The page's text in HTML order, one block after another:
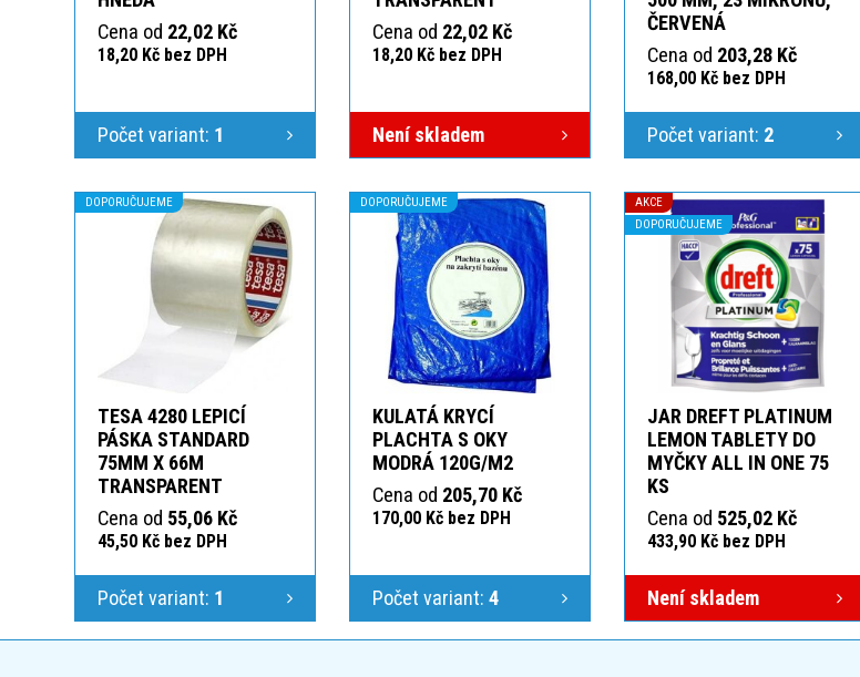
Cena od 22,02 Kč
18,20 Kč bez DPH
Počet variant: 1
Cena od 22,02 Kč
18,20 Kč bez DPH
Není skladem
ČERVENÁ
Cena od 203,28 Kč
168,00 Kč bez DPH
Počet variant: 2
DOPORUČUJEME
TESA 4280 LEPICÍ
PÁSKA STANDARD
75MM X 66M
TRANSPARENT
Cena od 55,06 Kč
45,50 Kč bez DPH
Počet variant: 1
DOPORUČUJEME
KULATÁ KRYCÍ
PLACHTA S OKY
MODRÁ 120G/M2
Cena od 205,70 Kč
170,00 Kč bez DPH
Počet variant: 4
AKCE
DOPORUČUJEME
JAR DREFT PLATINUM
LEMON TABLETY DO
MYČKY ALL IN ONE 75
KS
Cena od 525,02 Kč
433,90 Kč bez DPH
Není skladem